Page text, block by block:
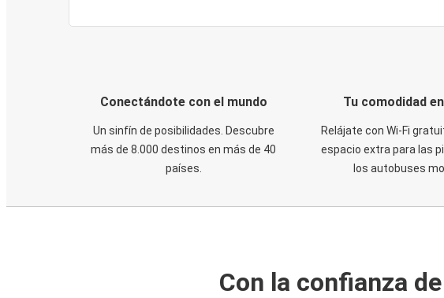
Conectándote con el mundo
Un sinfín de posibilidades. Descubre
más de 8.000 destinos en más de 40
países.
Tu comodidad
Relájate con Wi-Fi
espacio extra para las
los autobuses
Con la confianza